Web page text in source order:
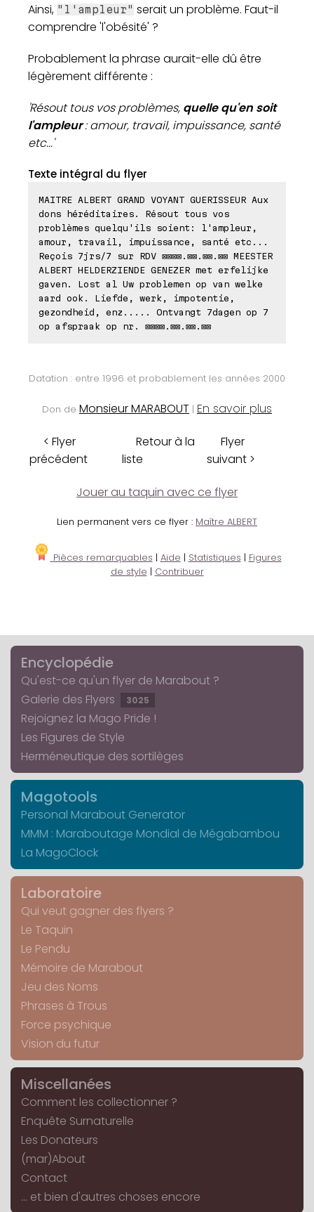
Ainsi, "l'ampleur" serait un problème. Faut-il
comprendre 'l'obésité' ?
Probablement la phrase aurait-elle dû être
légèrement différente :
'Résout tous vos problèmes, quelle qu'en soit
l'ampleur: amour, travail, impuissance, santé
etc...'
Texte intégral du flyer
MAITRE ALBERT GRAND VOYANT GUERISSEUR Aux
dons héréditaires. Résout tous vos
problèmes quelqu'ils soient: l'ampleur,
amour, travail, impuissance, santé etc...
Reçois 7jrs/7 sur RDV ⊠⊠⊠⊠.⊠⊠.⊠⊠.⊠⊠ MEESTER
ALBERT HELDERZIENDE GENEZER met erfelijke
gaven. Lost al Uw problemen op van welke
aard ook. Liefde, werk, impotentie,
gezondheid, enz..... Ontvangt 7dagen op 7
op afspraak op nr. ⊠⊠⊠⊠.⊠⊠.⊠⊠.⊠⊠
Datation : entre 1996 et probablement les années 2000
Don de Monsieur MARABOUT | En savoir plus
< Flyer
précédent
Retour à la
liste
Flyer
suivant >
Jouer au taquin avec ce flyer
Lien permanent vers ce flyer : Maître ALBERT
Pièces remarquables | Aide | Statistiques | Figures
de style | Contribuer
Encyclopédie
Qu'est-ce qu'un flyer de Marabout ?
Galerie des Flyers
3025
Rejoignez la Mago Pride !
Les Figures de Style
Herméneutique des sortilèges
Magotools
Personal Marabout Generator
MMM : Maraboutage Mondial de Mégabambou
La MagoClock
Laboratoire
Qui veut gagner des flyers ?
Le Taquin
Le Pendu
Mémoire de Marabout
Jeu des Noms
Phrases à Trous
Force psychique
Vision du futur
Miscellanées
Comment les collectionner ?
Enquête Surnaturelle
Les Donateurs
(mar)About
Contact
... et bien d'autres choses encore